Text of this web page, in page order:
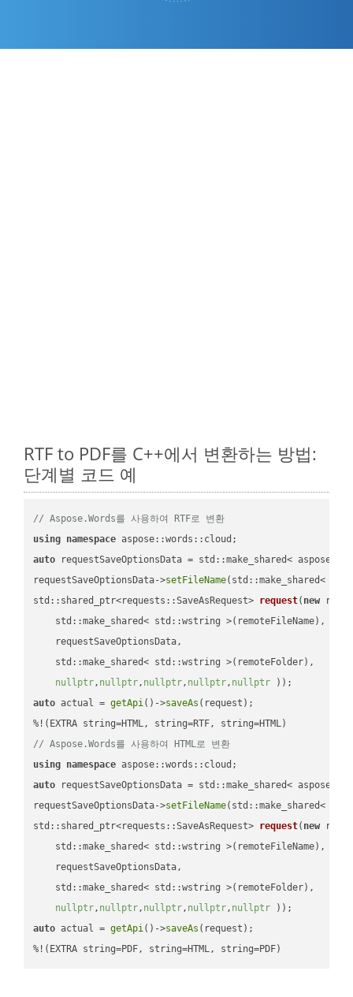
RTF to PDF를 C++에서 변환하는 방법:
단계별 코드 예
// Aspose.Words를 사용하여 RTF로 변환
using namespace
auto requestSaveOptionsData = std::make_shared<
requestSaveOptionsData->setFileName(std::make_shared<
std::shared_ptr<requests::SaveAsRequest> request( new
    std::make_shared< std::wstring >(remoteFileName),
    requestSaveOptionsData,
    std::make_shared< std::wstring >(remoteFolder),
nullptr, nullptr, nullptr, nullptr, nullptr ))
auto actual = getApi()->saveAs (request);
// Aspose.Words를 사용하여 HTML로 변환
using namespace
auto requestSaveOptionsData = std::make_shared<
requestSaveOptionsData->setFileName(std::make_shared<
std::shared_ptr<requests::SaveAsRequest> request( new
    std::make_shared< std::wstring >(remoteFileName),
    requestSaveOptionsData,
    std::make_shared< std::wstring >(remoteFolder),
nullptr, nullptr, nullptr, nullptr, nullptr ))
auto actual = getApi()->saveAs (request);
%!(EXTRA string=PDF, string=HTML, string=PDF)